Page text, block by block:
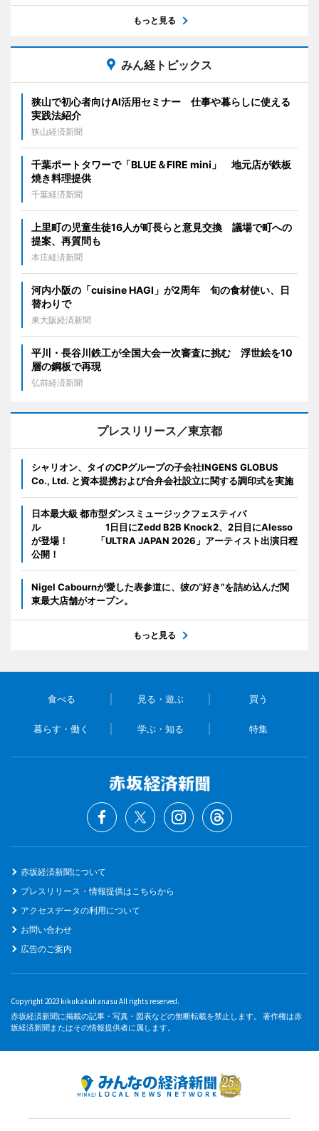
もっと見る
みん経トピックス
狭山で初心者向けAI活用セミナー 仕事や暮らしに使える
実践法紹介
狭山経済新聞
千葉ポートタワーで「BLUE＆FIRE mini」 地元店が鉄板
焼き料理提供
千葉経済新聞
上里町の児童生徒16人が町長らと意見交換 議場で町への
提案、再質問も
本庄経済新聞
河内小阪の「cuisine HAGI」が2周年 旬の食材使い、日
替わりで
東大阪経済新聞
平川・長谷川鉄工が全国大会一次審査に挑む 浮世絵を10
層の鋼板で再現
弘前経済新聞
プレスリリース／東京都
シャリオン、タイのCPグループの子会社INGENS GLOBUS
Co., Ltd. と資本提携および合弁会社設立に関する調印式を実施
日本最大級 都市型ダンスミュージックフェスティバ
ル 1日目にZedd B2B Knock2、2日目にAlesso
が登場！ 「ULTRA JAPAN 2026」アーティスト出演日程
公開！
Nigel Cabournが愛した表参道に、彼の“好き”を詰め込んだ関
東最大店舗がオープン。
もっと見る
食べる 見る・遊ぶ 買う
暮らす・働く 学ぶ・知る 特集
赤坂経済新聞について
プレスリリース・情報提供はこちらから
アクセスデータの利用について
お問い合わせ
広告のご案内
Copyright 2023 kikukakuhanasu All rights reserved.
赤坂経済新聞に掲載の記事・写真・図表などの無断転載を禁止します。 著作権は赤
坂経済新聞またはその情報提供者に属します。